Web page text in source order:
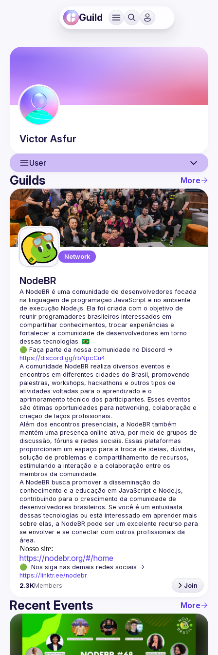
Guild
Victor Asfur
User
User
Events
Guilds
Guilds More
Network
NodeBR
A NodeBR é uma comunidade de desenvolvedores focada
na linguagem de programação JavaScript e no ambiente
de execução Node.js. Ela foi criada com o objetivo de
reunir programadores brasileiros interessados em
compartilhar conhecimentos, trocar experiências e
fortalecer a comunidade de desenvolvedores em torno
🟢 Faça parte da nossa comunidade no Discord ->
https://discord.gg/rbNpcCu4
A comunidade NodeBR realiza diversos eventos e
encontros em diferentes cidades do Brasil, promovendo
palestras, workshops, hackathons e outros tipos de
atividades voltadas para o aprendizado e o
aprimoramento técnico dos participantes. Esses eventos
são ótimas oportunidades para networking, colaboração e
Além dos encontros presenciais, a NodeBR também
mantém uma presença online ativa, por meio de grupos de
discussão, fóruns e redes sociais. Essas plataformas
proporcionam um espaço para a troca de ideias, dúvidas,
solução de problemas e compartilhamento de recursos,
estimulando a interação e a colaboração entre os
A NodeBR busca promover a disseminação do
conhecimento e a educação em JavaScript e Node.js,
contribuindo para o crescimento da comunidade de
desenvolvedores brasileiros. Se você é um entusiasta
dessas tecnologias ou está interessado em aprender mais
sobre elas, a NodeBR pode ser um excelente recurso para
se envolver e se conectar com outros profissionais da
Nosso site:
https://nodebr.org/#/home
https://linktr.ee/nodebr
2.3KMembers Join
Recent Events More